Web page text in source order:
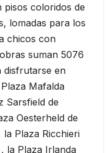
coloridos de
lomadas para los
chicos con
suman 5076
disfrutarse en
Mafalda
Sarsfield de
Oesterheld de
Plaza Ricchieri
la Plaza Irlanda